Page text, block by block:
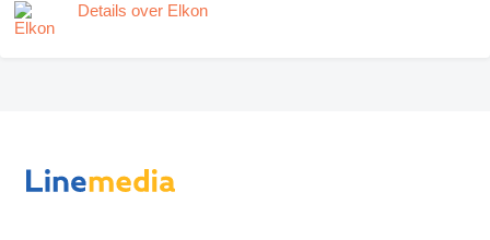
Details over Elkon